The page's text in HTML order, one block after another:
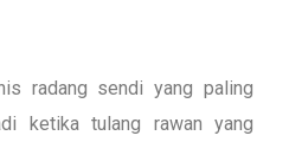
radang sendi yang paling
ketika tulang rawan yang